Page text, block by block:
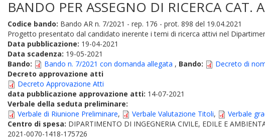
BANDO PER ASSEGNO DI RICERCA
Codice bando: Bando AR n. 7/2021 - rep. 176 - prot. 898 del 19.04.2021
Progetto presentato dal candidato inerente i temi di ricerca attivi nel
Data pubblicazione: 19-04-2021
Data scadenza: 19-05-2021
Bando:
Bando n. 7/2021 con domanda allegata , Bando:
Decreto di
Decreto approvazione atti
Decreto Approvazione Atti
data pubblicazione approvazione atti: 14-07-2021
Verbale della seduta preliminare:
Verbale di Riunione Preliminare, Verbale Valutazione Titoli,
Verbale
Centro di spesa: DIPARTIMENTO DI INGEGNERIA CIVILE, EDILE E
2021-0070-1418-175726